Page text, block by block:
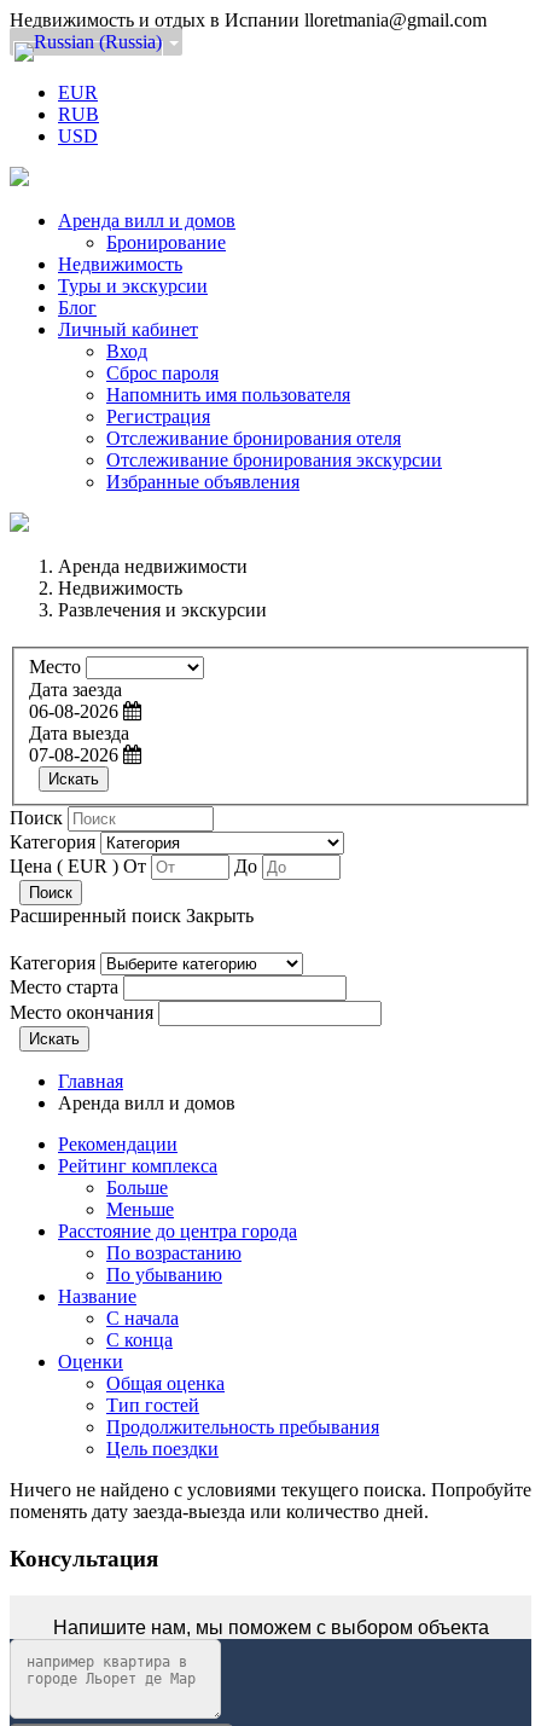
Недвижимость и отдых в Испании lloretmania@gmail.com
EUR
RUB
USD
Аренда вилл и домов
Бронирование
Недвижимость
Туры и экскурсии
Блог
Личный кабинет
Вход
Сброс пароля
Напомнить имя пользователя
Регистрация
Отслеживание бронирования отеля
Отслеживание бронирования экскурсии
Избранные объявления
Аренда недвижимости
Недвижимость
Развлечения и экскурсии
Место
Дата заезда
06-08-2026
Дата выезда
07-08-2026
Искать
Поиск
Категория
Цена ( EUR ) От До
Поиск
Расширенный поиск Закрыть
Категория
Место старта
Место окончания
Искать
Главная
Аренда вилл и домов
Рекомендации
Рейтинг комплекса
Больше
Меньше
Расстояние до центра города
По возрастанию
По убыванию
Название
С начала
С конца
Оценки
Общая оценка
Тип гостей
Продолжительность пребывания
Цель поездки
Ничего не найдено с условиями текущего поиска. Попробуйте
поменять дату заезда-выезда или количество дней.
Консультация
Напишите нам, мы поможем с выбором объекта